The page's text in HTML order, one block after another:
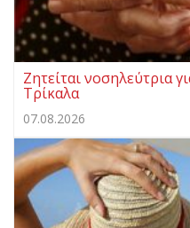
Ζητείται νοσηλεύτρια
Τρίκαλα
07.08.2026